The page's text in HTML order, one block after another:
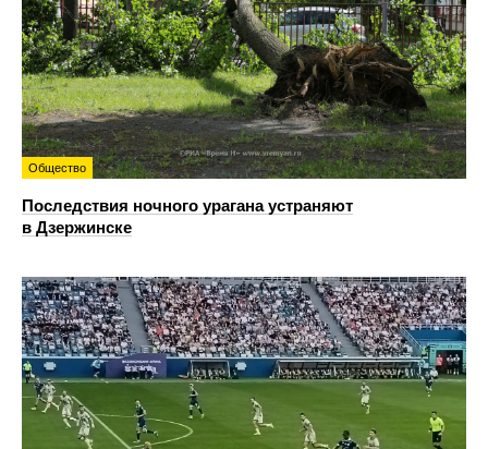
Общество
Последствия ночного урагана устраняют
в Дзержинске